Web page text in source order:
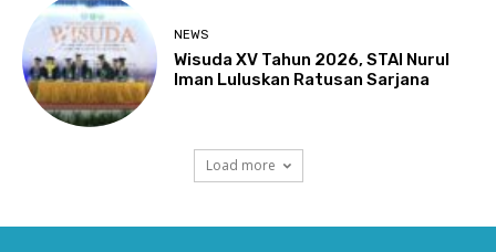
NEWS
Wisuda XV Tahun 2026, STAI Nurul
Iman Luluskan Ratusan Sarjana
Load more